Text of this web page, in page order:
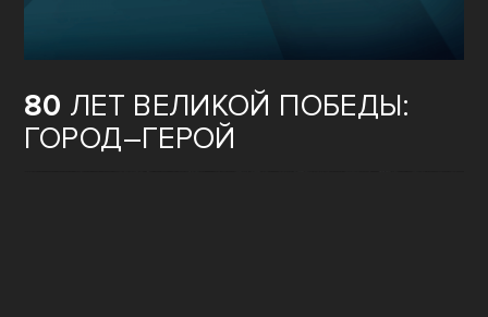
80 ЛЕТ ВЕЛИКОЙ ПОБЕДЫ:
ГОРОД–ГЕРОЙ